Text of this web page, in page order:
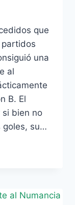
que
una
al
B. El
bien no
goles, su…